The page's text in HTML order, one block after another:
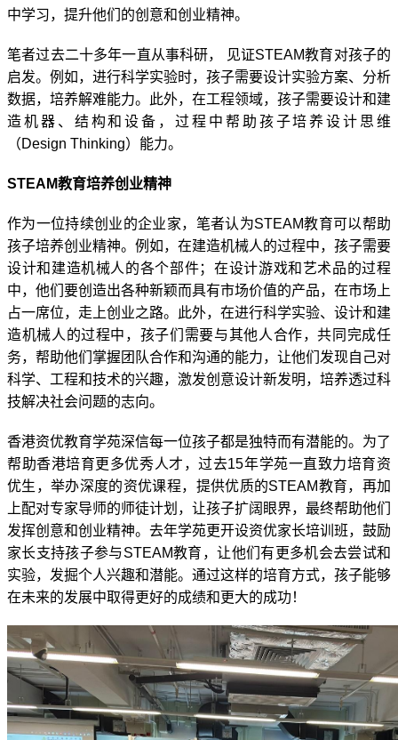
中学习，提升他们的创意和创业精神。
笔者过去二十多年一直从事科研， 见证STEAM教育对孩子的
启发。例如，进行科学实验时，孩子需要设计实验方案、分析
数据，培养解难能力。此外，在工程领域，孩子需要设计和建
造机器、结构和设备，过程中帮助孩子培养设计思维
（Design Thinking）能力。
STEAM教育培养创业精神
作为一位持续创业的企业家，笔者认为STEAM教育可以帮助
孩子培养创业精神。例如，在建造机械人的过程中，孩子需要
设计和建造机械人的各个部件；在设计游戏和艺术品的过程
中，他们要创造出各种新颖而具有市场价值的产品，在市场上
占一席位，走上创业之路。此外，在进行科学实验、设计和建
造机械人的过程中，孩子们需要与其他人合作，共同完成任
务，帮助他们掌握团队合作和沟通的能力，让他们发现自己对
科学、工程和技术的兴趣，激发创意设计新发明，培养透过科
技解决社会问题的志向。
香港资优教育学苑深信每一位孩子都是独特而有潜能的。为了
帮助香港培育更多优秀人才，过去15年学苑一直致力培育资
优生，举办深度的资优课程，提供优质的STEAM教育，再加
上配对专家导师的师徒计划，让孩子扩阔眼界，最终帮助他们
发挥创意和创业精神。去年学苑更开设资优家长培训班，鼓励
家长支持孩子参与STEAM教育，让他们有更多机会去尝试和
实验，发掘个人兴趣和潜能。通过这样的培育方式，孩子能够
在未来的发展中取得更好的成绩和更大的成功！